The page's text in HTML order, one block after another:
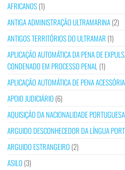
AFRICANOS(1)
ANTIGA ADMINISTRAÇÃO ULTRAMARINA(2)
ANTIGOS TERRITÓRIOS DO ULTRAMAR (1)
APLICAÇÃO AUTOMÁTICA DA PENA DE
CONDENADO EM PROCESSO PENAL (1)
APLICAÇÃO AUTOMÁTICA DE PENA ACESSÓRIA
APOIO JUDICIÁRIO (6)
AQUISIÇÃO DA NACIONALIDADE PORTUGUESA
ARGUIDO DESCONHECEDOR DA LÍNGUA
ARGUIDO ESTRANGEIRO (2)
ASILO (3)